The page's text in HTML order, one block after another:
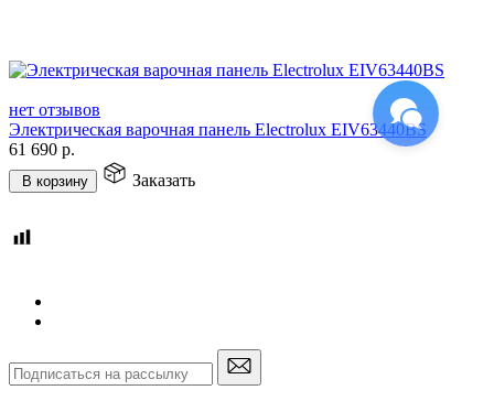
нет отзывов
Электрическая варочная панель Electrolux EIV63440BS
61 690 р.
В корзину Заказать